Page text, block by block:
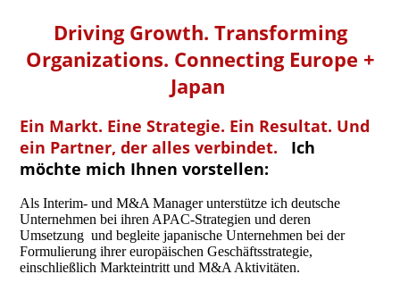
Driving Growth. Transforming
Organizations. Connecting Europe +
Japan
Ein Markt. Eine Strategie. Ein Resultat. Und
ein Partner, der alles verbindet. Ich
möchte mich Ihnen vorstellen:
Als Interim- und M&A Manager unterstütze ich deutsche
Unternehmen bei ihren APAC-Strategien und deren
Umsetzung und begleite japanische Unternehmen bei der
Formulierung ihrer europäischen Geschäftsstrategie,
einschließlich Markteintritt und M&A Aktivitäten.